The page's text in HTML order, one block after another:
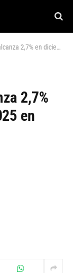
y cierra 2025 en 31,8% según IPCBA
2,7%
en